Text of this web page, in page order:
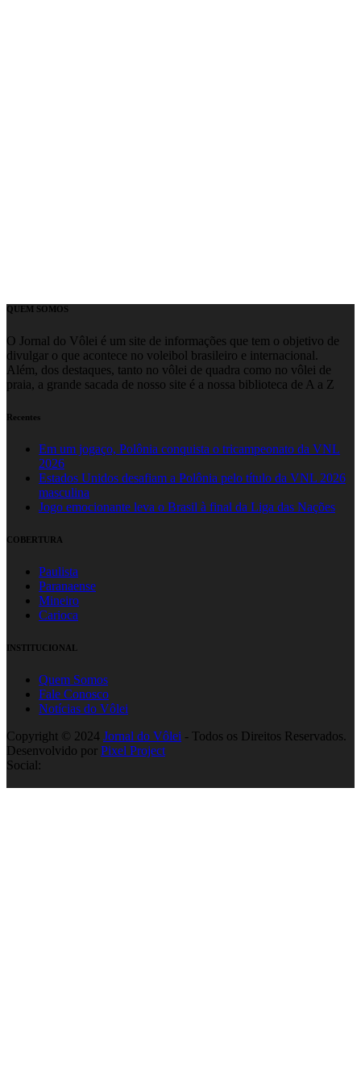
QUEM SOMOS
O Jornal do Vôlei é um site de informações que tem o objetivo de
divulgar o que acontece no voleibol brasileiro e internacional.
Além, dos destaques, tanto no vôlei de quadra como no vôlei de
praia, a grande sacada de nosso site é a nossa biblioteca de A a Z
Recentes
Em um jogaço, Polônia conquista o tricampeonato da VNL
2026
Estados Unidos desafiam a Polônia pelo título da VNL 2026
masculina
Jogo emocionante leva o Brasil à final da Liga das Nações
COBERTURA
Paulista
Paranaense
Mineiro
Carioca
INSTITUCIONAL
Quem Somos
Fale Conosco
Notícias do Vôlei
Copyright © 2024 Jornal do Vôlei - Todos os Direitos Reservados.
Desenvolvido por Pixel Project
Social: